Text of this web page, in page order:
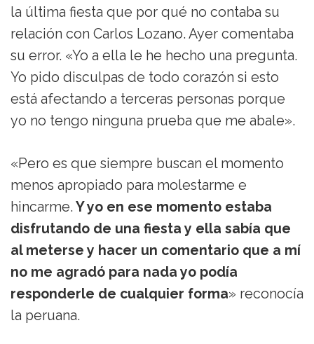
la última fiesta que por qué no contaba su
relación con Carlos Lozano. Ayer comentaba
su error. «Yo a ella le he hecho una pregunta.
Yo pido disculpas de todo corazón si esto
está afectando a terceras personas porque
yo no tengo ninguna prueba que me abale».
«Pero es que siempre buscan el momento
menos apropiado para molestarme e
hincarme. Y yo en ese momento estaba
disfrutando de una fiesta y ella sabía que
al meterse y hacer un comentario que a mí
no me agradó para nada yo podía
responderle de cualquier forma» reconocía
la peruana.